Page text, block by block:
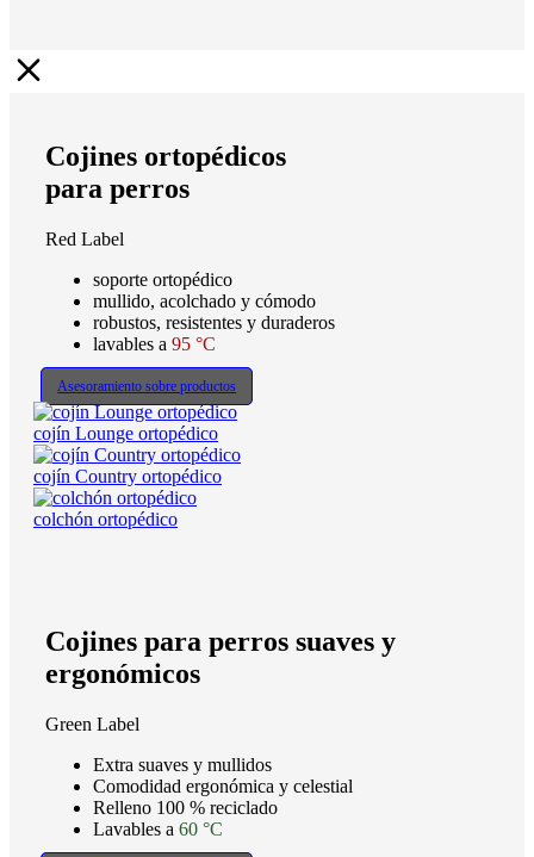
Cojines ortopédicos
para perros
Red Label
soporte ortopédico
mullido, acolchado y cómodo
robustos, resistentes y duraderos
lavables a 95 °C
Asesoramiento sobre productos
cojín Lounge ortopédico
cojín Country ortopédico
colchón ortopédico
Cojines para perros suaves y
ergonómicos
Green Label
Extra suaves y mullidos
Comodidad ergonómica y celestial
Relleno 100 % reciclado
Lavables a 60 °C